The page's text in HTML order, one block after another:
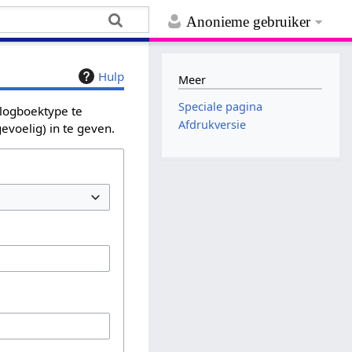
Anonieme gebruiker
Hulp
te
in te geven.
Meer
Speciale pagina
Afdrukversie